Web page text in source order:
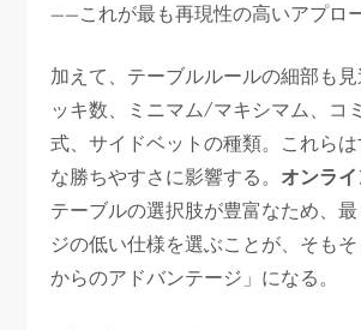
——これが最も再現性の高いアプロ
加えて、テーブルルールの細部も
ッキ数、ミニマム/マキシマム、コ
式、サイドベットの種類。これら
な勝ちやすさに影響する。 オンラ
テーブルの選択肢が豊富なため、
ジの低い仕様を選ぶことが、そも
からのアドバンテージ」になる。